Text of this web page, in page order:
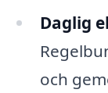
Daglig
och